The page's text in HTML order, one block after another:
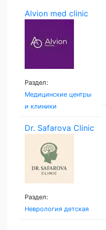
Alvion med clinic
Раздел:
Медицинские центры
и клиники
Dr. Safarova Clinic
Раздел:
Неврология детская